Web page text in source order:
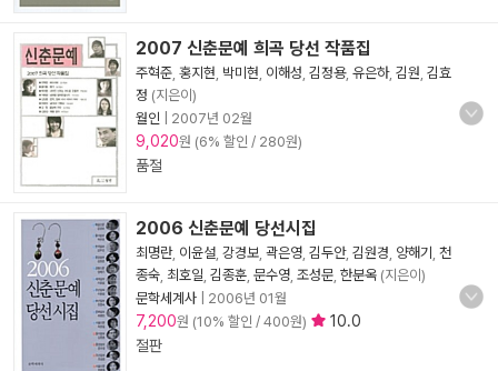
2007 신춘문예 희곡 당선 작품집
주혁준 홍지현 박미현 이해성 김정용, 유은하, 김원 김효
정 (지은이)
월인
2007년 02월
9,020원 (6% 할인 / 280원)
품절
2006 신춘문예 당선시집
최명란, 이윤설 강경보 곽은영 김두안, 김원경 양해기
천
종숙 최호일 김종훈 문수영 조성문 한분옥 (지은이)
문학세계사
2006년 01월
7,200원 (10% 할인 / 400원)
10.0
절판